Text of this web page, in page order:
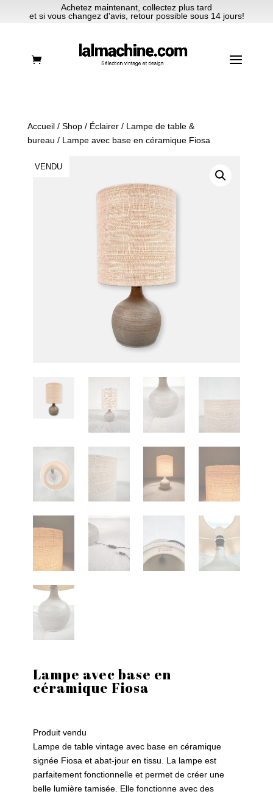
Achetez maintenant, collectez plus tard
et si vous changez d'avis, retour possible sous 14 jours!
Accueil/ Shop/ Éclairer/ Lampe de table &
bureau / Lampe avec base en céramique Fiosa
VENDU
Lampe avec base en
céramique Fiosa
initial
était :
CHF 120.
actuel
est :
CHF 90.
Produit vendu
Lampe de table vintage avec base en céramique
signée Fiosa et abat-jour en tissu. La lampe est
parfaitement fonctionnelle et permet de créer une
belle lumière tamisée. Elle fonctionne avec des